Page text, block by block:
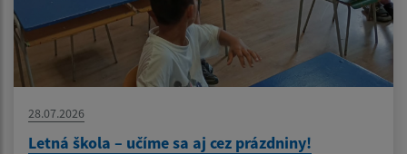
28.07.2026
Letná škola – učíme sa aj cez prázdniny!